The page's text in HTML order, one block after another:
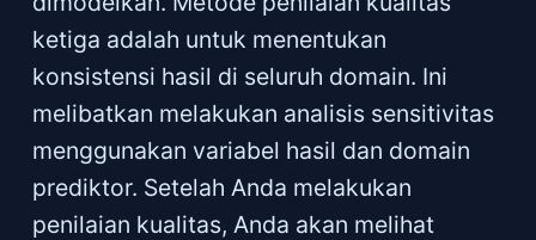
ketiga adalah untuk menentukan
konsistensi hasil di seluruh domain. Ini
melibatkan melakukan analisis sensitivitas
menggunakan variabel hasil dan domain
prediktor. Setelah Anda melakukan
penilaian kualitas, Anda akan melihat